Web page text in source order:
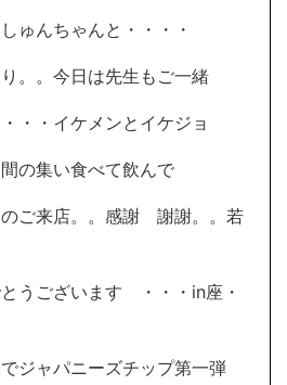
ゅんちゃんと・・・・
。。今日は先生もご一緒
・・イケメンとイケジョ
の集い食べて飲んで
ご来店。。感謝 謝謝。。若
ございます ・・・in座・
ジャパニーズチップ第一弾